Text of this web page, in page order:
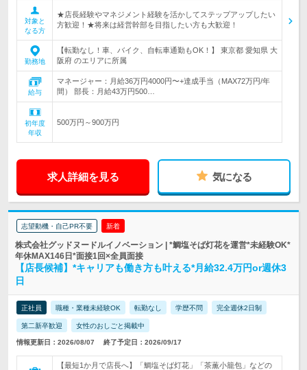
対象と
なる方
★店長経験やマネジメント経験を活かしてステップアップしたい
方歓迎！★将来は経営幹部を目指したい方も大歓迎！
勤務地
【転勤なし！車、バイク、自転車通勤もOK！】 東京都 愛知県 大
阪府 のエリアに所属
給与
マネージャー：月給36万円4000円〜+達成手当（MAX72万円/年
間） 部長：月給43万円500…
初年度
年収
500万円～900万円
求人詳細を見る 気になる
志望動機・自己PR不要 新着
株式会社グッドヌードルイノベーション | *鯛塩そば灯花を運営*未経験OK*
年休MAX146日*面接1回×全員面接
【店長候補】*キャリアも働き方も叶える*月給32.4万円or週休3
日
正社員 職種・業種未経験OK 転勤なし 学歴不問 完全週休2日制
第二新卒歓迎 女性のおしごと掲載中
情報更新日：2026/08/07 終了予定日：2026/09/17
【最短1か月で店長へ】「鯛塩そば灯花」「茶薫小籠包」などの